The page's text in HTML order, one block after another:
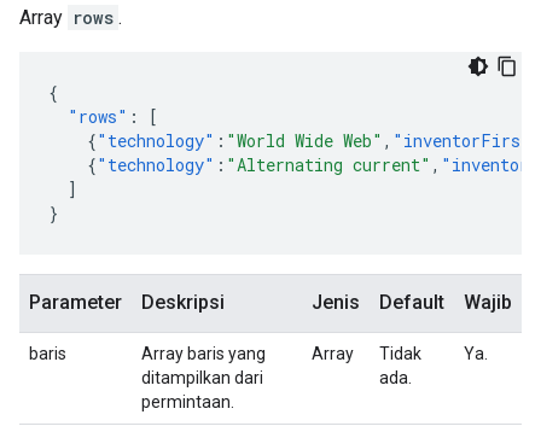
Array rows .
{
"rows" :
[
{"technology" : "World Wide Web" ,
{"technology" : "Alternating current" ,
]
}
Parameter Deskripsi Jenis Default Wajib
baris
Array baris yang
ditampilkan dari
permintaan.
Array
Tidak
ada.
Ya.